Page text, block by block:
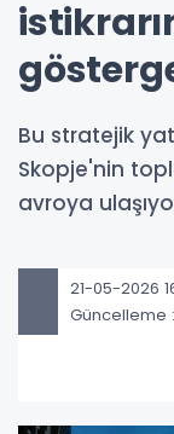
Bu stratejik
Skopje'nin
avroya
21-05-2026
Güncelleme